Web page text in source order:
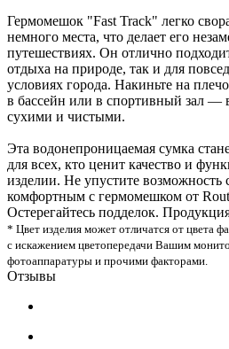
Гермомешок "Fast Track" легко
немного места, что делает его
путешествиях. Он отлично
отдыха на природе, так и для
условиях города. Накиньте на
в бассейн или в спортивный зал —
сухими и чистыми.
Эта водонепроницаемая сумка
для всех, кто ценит качество и
изделии. Не упустите возможность
комфортным с гермомешком от
Остерегайтесь подделок.
* Цвет изделия может отличатся от цвета
с искажением цветопередачи Вашим
фотоаппаратуры и прочими факторами.
Отзывы